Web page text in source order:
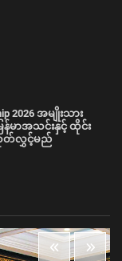
2026 အမျိုးသား
မာအသင်းနှင့် ထိုင်း
တ်လွှင့်မည်